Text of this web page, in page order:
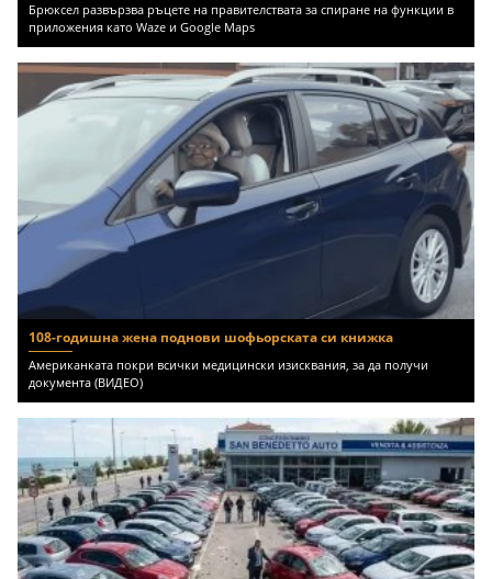
Брюксел развързва ръцете на правителствата за спиране на функции в
приложения като Waze и Google Maps
108-годишна жена поднови шофьорската си книжка
Американката покри всички медицински изисквания, за да получи
документа (ВИДЕО)